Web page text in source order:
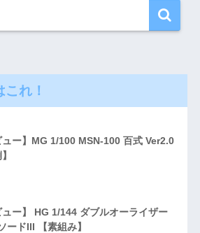
れ！
ュー】MG 1/100 MSN-100 百式 Ver2.0
ュー】 HG 1/144 ダブルオーライザー
ードIII 【素組み】